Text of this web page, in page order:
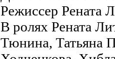
Режиссер Рената
В ролях Рената
Тюнина, Татьяна